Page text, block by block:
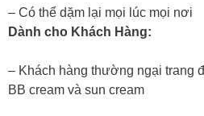
– Có thể dặm lại mọi lúc mọi nơi
Dành cho Khách Hàng:
– Khách hàng thường ngại trang
BB cream và sun cream